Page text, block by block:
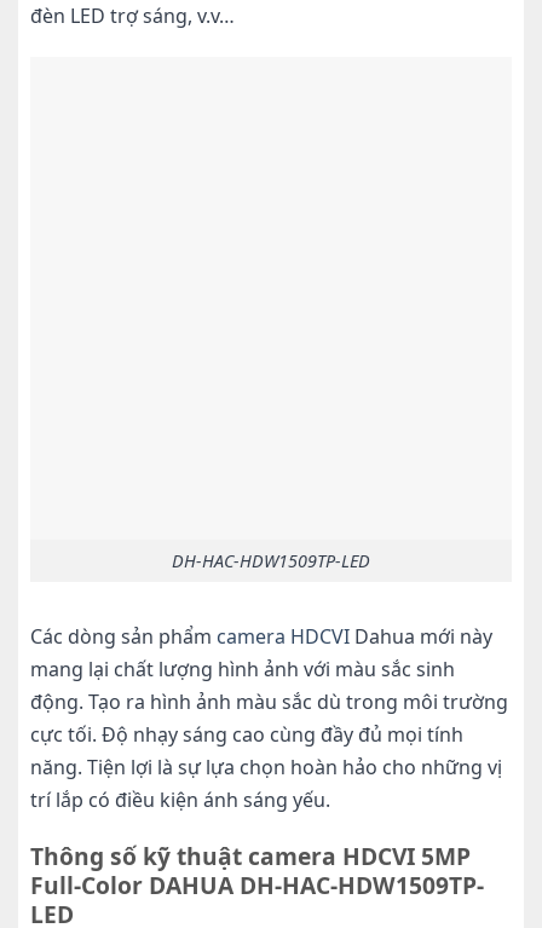
đèn LED trợ sáng, v.v…
DH-HAC-HDW1509TP-LED
Các dòng sản phẩm camera HDCVIDahua mới này
mang lại chất lượng hình ảnh với màu sắc sinh
động. Tạo ra hình ảnh màu sắc dù trong môi trường
cực tối. Độ nhạy sáng cao cùng đầy đủ mọi tính
năng. Tiện lợi là sự lựa chọn hoàn hảo cho những vị
trí lắp có điều kiện ánh sáng yếu.
Thông số kỹ thuật camera HDCVI 5MP
Full-Color DAHUA DH-HAC-HDW1509TP-
LED